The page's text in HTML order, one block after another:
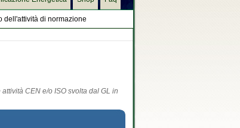
dell'attività di normazione
CEN e/o ISO svolta dal GL in